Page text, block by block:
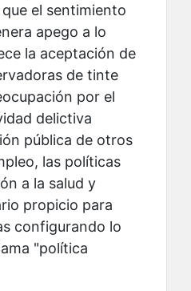
el sentimiento
apego a lo
la aceptación de
de tinte
por el
delictiva
pública de otros
las políticas
a la salud y
propicio para
configurando lo
"política